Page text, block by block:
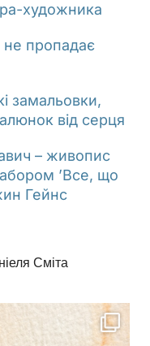
художника
пропадає
замальовки,
від серця
– живопис
’Все, що
Гейнс
Сміта